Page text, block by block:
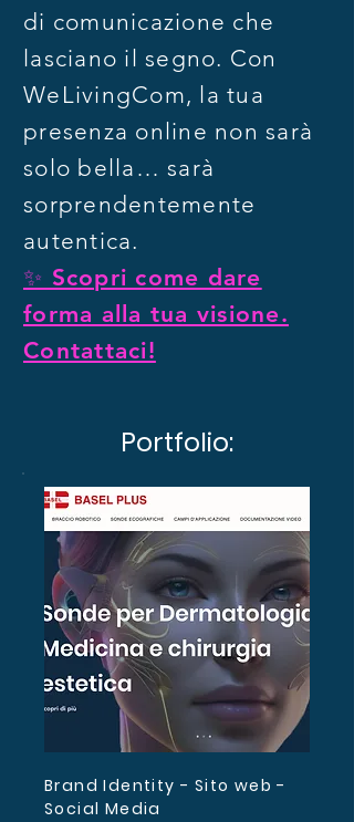
di comunicazione che
lasciano il segno. Con
WeLivingCom, la tua
presenza online non sarà
solo bella… sarà
sorprendentemente
autentica.
✨ Scopri come dare
forma alla tua visione.
Contattaci!
Portfolio:
Brand Identity - Sito web -
Social Media